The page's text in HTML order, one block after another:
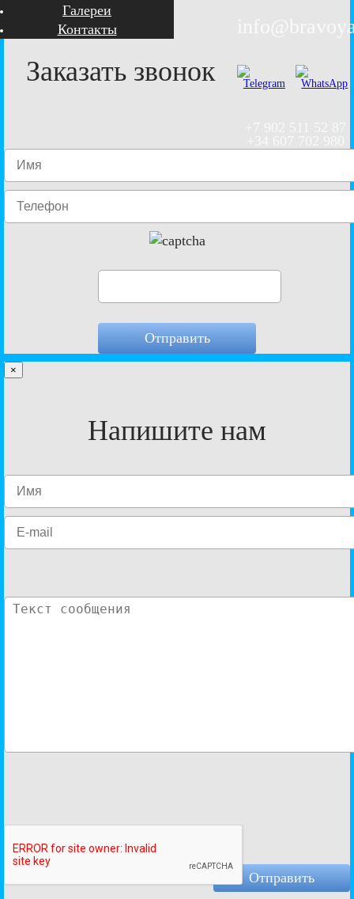
Галереи
Контакты
Заказать звонок
×
Напишите нам